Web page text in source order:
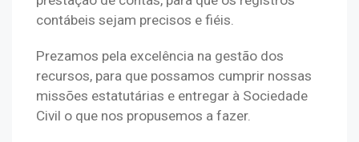
contábeis sejam precisos e fiéis.
Prezamos pela excelência na gestão dos
recursos, para que possamos cumprir nossas
missões estatutárias e entregar à Sociedade
Civil o que nos propusemos a fazer.